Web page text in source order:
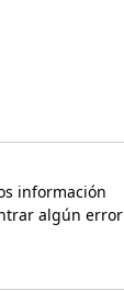
información
algún error